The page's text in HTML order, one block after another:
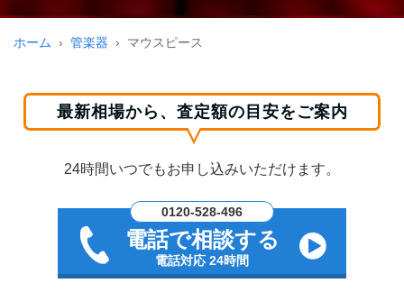
ホーム 管楽器 マウスピース
最新相場から、査定額の目安をご案内
24時間いつでもお申し込みいただけます。
0120-528-496
電話で相談する
電話対応 24時間